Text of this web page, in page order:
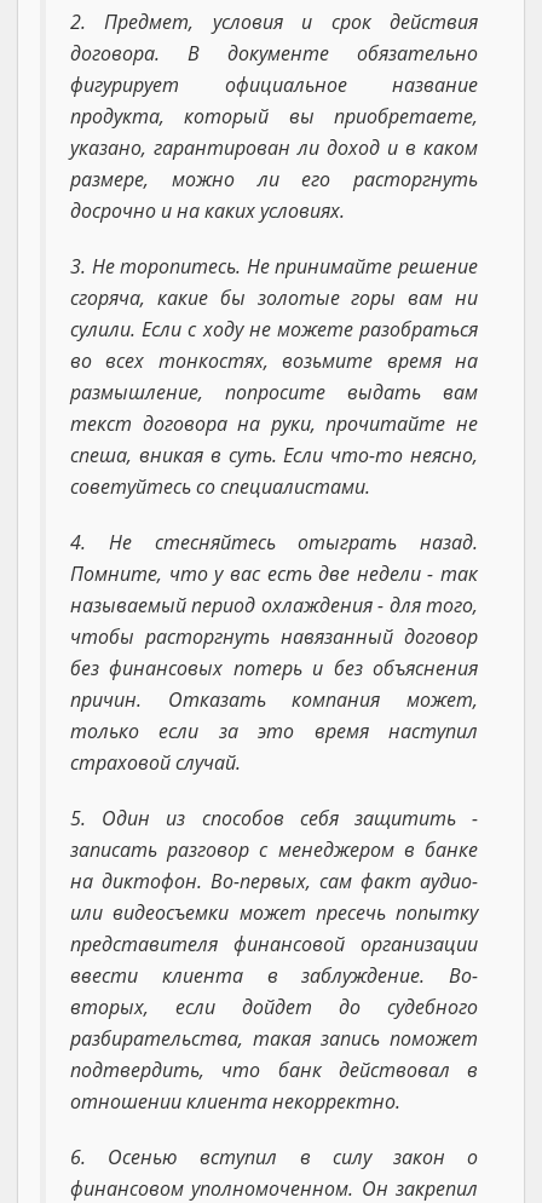
2. Предмет, условия и срок действия
договора. В документе обязательно
фигурирует официальное название
продукта, который вы приобретаете,
указано, гарантирован ли доход и в каком
размере, можно ли его расторгнуть
досрочно и на каких условиях.
3. Не торопитесь. Не принимайте решение
сгоряча, какие бы золотые горы вам ни
сулили. Если с ходу не можете разобраться
во всех тонкостях, возьмите время на
размышление, попросите выдать вам
текст договора на руки, прочитайте не
спеша, вникая в суть. Если что-то неясно,
советуйтесь со специалистами.
4. Не стесняйтесь отыграть назад.
Помните, что у вас есть две недели - так
называемый период охлаждения - для того,
чтобы расторгнуть навязанный договор
без финансовых потерь и без объяснения
причин. Отказать компания может,
только если за это время наступил
страховой случай.
5. Один из способов себя защитить -
записать разговор с менеджером в банке
на диктофон. Во-первых, сам факт аудио-
или видеосъемки может пресечь попытку
представителя финансовой организации
ввести клиента в заблуждение. Во-
вторых, если дойдет до судебного
разбирательства, такая запись поможет
подтвердить, что банк действовал в
отношении клиента некорректно.
6. Осенью вступил в силу закон о
финансовом уполномоченном. Он закрепил